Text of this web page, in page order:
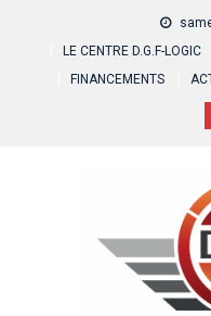
LE CENTRE D.G.F-LOGIC
FINANCEMENTS